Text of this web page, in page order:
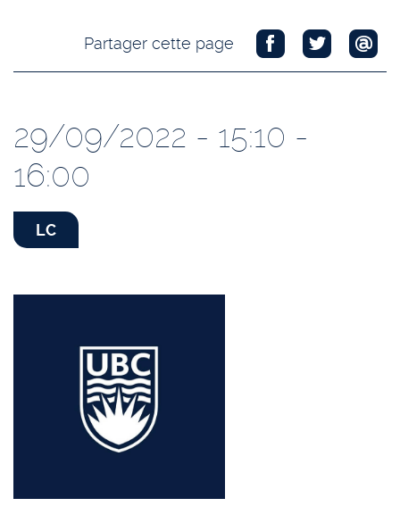
Partager cette page
29/09/2022 - 15:10 -
16:00
LC